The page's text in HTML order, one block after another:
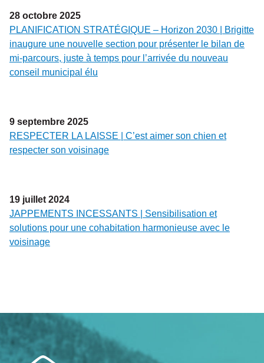
28 octobre 2025
PLANIFICATION STRATÉGIQUE – Horizon 2030 | Brigitte
inaugure une nouvelle section pour présenter le bilan de
mi-parcours, juste à temps pour l’arrivée du nouveau
conseil municipal élu
9 septembre 2025
RESPECTER LA LAISSE | C’est aimer son chien et
respecter son voisinage
19 juillet 2024
JAPPEMENTS INCESSANTS | Sensibilisation et
solutions pour une cohabitation harmonieuse avec le
voisinage
Navigation